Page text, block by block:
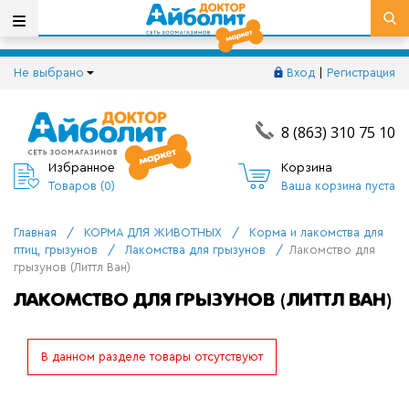
Не выбрано Вход Регистрация
8 (863) 310 75 10
Избранное
Товаров (0)
Корзина
Ваша корзина пуста
Главная / КОРМА ДЛЯ ЖИВОТНЫХ /
Корма и лакомства для
птиц, грызунов
/ Лакомства для грызунов /
Лакомство для
грызунов (Литтл Ван)
ЛАКОМСТВО ДЛЯ ГРЫЗУНОВ (ЛИТТЛ ВАН)
В данном разделе товары отсутствуют